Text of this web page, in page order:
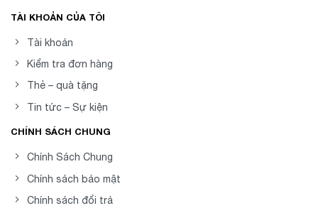
TÀI KHOẢN CỦA TÔI
Tài khoản
Kiểm tra đơn hàng
Thẻ – quà tặng
Tin tức – Sự kiện
CHÍNH SÁCH CHUNG
Chính Sách Chung
Chính sách bảo mật
Chính sách đổi trả